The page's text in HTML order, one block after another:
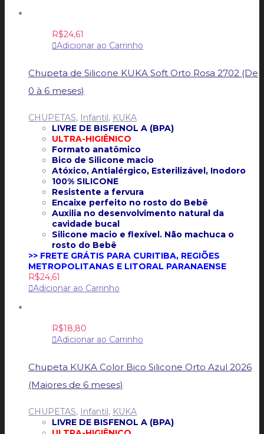
R$24,61
Adicionar ao Carrinho
Chupeta de Silicone KUKA Soft Orto Rosa 2702 (De
0 à 6 meses)
CHUPETAS, Infantil, KUKA
LIVRE DE BISFENOL A (BPA)
ULTRA-HIGIÊNICO
Formato anatômico
Bico de Silicone macio
Atóxico, Antialérgico, Esterilizável, Inodoro
100% SILICONE
Resistente a fervura
Encaixe perfeito no rosto do Bebê
Auxilia no desenvolvimento natural da
cavidade bucal
Silicone macio e flexível. Não machuca o
rosto do Bebê
>> FRETE GRÁTIS PARA CURITIBA, REGIÕES
METROPOLITANAS E LITORAL PARANAENSE
R$24,61
Adicionar ao Carrinho
R$18,80
Adicionar ao Carrinho
Chupeta KUKA Color Bico Silicone Orto Azul 2026
(Maiores de 6 meses)
CHUPETAS, Infantil, KUKA
LIVRE DE BISFENOL A (BPA)